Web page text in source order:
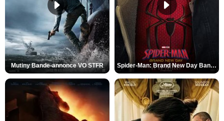
Mutiny Bande-annonce VO STFR Spider-Man: Brand New Day Bande-annonce VO STFR